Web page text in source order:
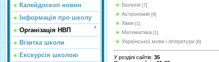
Калейдоскоп новин
Інформація про школу
Організація НВП
Візитка школи
Екскурсія школою
Біологія [7]
Астрономія [9]
Хімія [1]
Математика [1]
Української мови і літератури [6]
У розділі сайтів: 35